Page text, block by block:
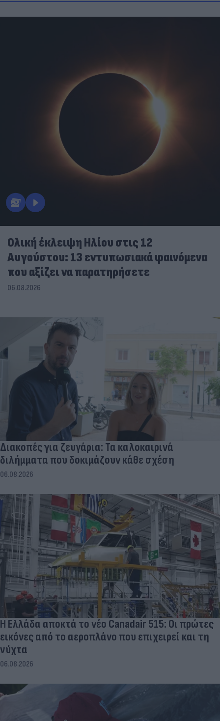
Ολική έκλειψη Ηλίου στις 12
Αυγούστου: 13 εντυπωσιακά φαινόμενα
που αξίζει να παρατηρήσετε
06.08.2026
Διακοπές για ζευγάρια: Τα καλοκαιρινά
διλήμματα που δοκιμάζουν κάθε σχέση
06.08.2026
Η Ελλάδα αποκτά το νέο Canadair 515: Οι πρώτες
εικόνες από το αεροπλάνο που επιχειρεί και τη
νύχτα
06.08.2026